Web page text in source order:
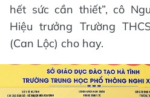
hết sức cần thiết”, cô
Hiệu trưởng Trường
(Can Lộc) cho hay.